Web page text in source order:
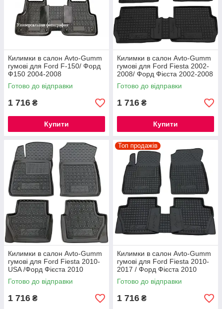
У нашому асортименті понад 7 тисяч товарів. Серед
нихгумові килимки в салон VOLKSWAGEN ,
автомобільні органайзери, ковпаки та інші
аксесуари.
Компетентність
Наші менеджери знають особливості кожного
комплекту килимків і завжди радо допоможуть вам з
їх підбором.
Цінова політика
Ми встановлюємо максимально конкурентні ціни на
усю продукцію. Крім того, в нашому інтернет-
магазині діють знижки на різні групи товарів.
Оперативність
Наявність продукції на складі дозволяє максимально
Килимки в салон Avto-Gumm
гумові для Ford F-150/ Форд
Ф150 2004-2008
Готово до відправки
1 716 ₴
Купити
Килимки в салон Avto-Gumm
гумові для Ford Fiesta 2002-
2008/ Форд Фієста 2002-2008
Готово до відправки
1 716 ₴
Купити
Килимки в салон Avto-Gumm
гумові для Ford Fiesta 2010-
USA /Форд Фієста 2010
Готово до відправки
1 716 ₴
Топ продажів
Килимки в салон Avto-Gumm
гумові для Ford Fiesta 2010-
2017 / Форд Фієста 2010
Готово до відправки
1 716 ₴